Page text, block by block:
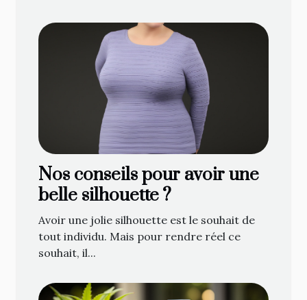
Nos conseils pour avoir une
belle silhouette ?
Avoir une jolie silhouette est le souhait de
tout individu. Mais pour rendre réel ce
souhait, il...